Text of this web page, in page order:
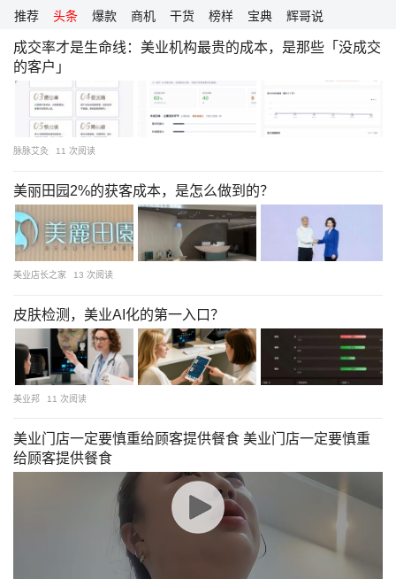
推荐 头条 爆款 商机 干货 榜样 宝典 辉哥说
成交率才是生命线：美业机构最贵的成本，是那些「没成交
的客户」
脉脉艾灸 11 次阅读
美丽田园2%的获客成本，是怎么做到的？
美业店长之家 13 次阅读
皮肤检测，美业AI化的第一入口？
美业邦 11 次阅读
美业门店一定要慎重给顾客提供餐食 美业门店一定要慎重
给顾客提供餐食